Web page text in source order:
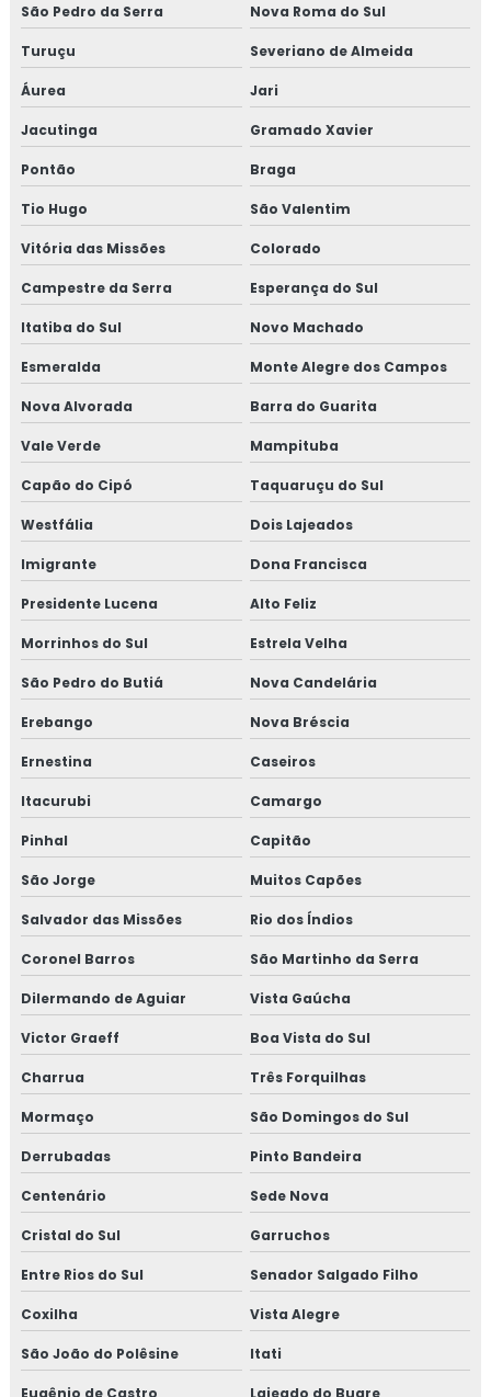
São Pedro da Serra Nova Roma do Sul
Turuçu Severiano de Almeida
Áurea Jari
Jacutinga Gramado Xavier
Pontão Braga
Tio Hugo São Valentim
Vitória das Missões Colorado
Campestre da Serra Esperança do Sul
Itatiba do Sul Novo Machado
Esmeralda Monte Alegre dos Campos
Nova Alvorada Barra do Guarita
Vale Verde Mampituba
Capão do Cipó Taquaruçu do Sul
Westfália Dois Lajeados
Imigrante Dona Francisca
Presidente Lucena Alto Feliz
Morrinhos do Sul Estrela Velha
São Pedro do Butiá Nova Candelária
Erebango Nova Bréscia
Ernestina Caseiros
Itacurubi Camargo
Pinhal Capitão
São Jorge Muitos Capões
Salvador das Missões Rio dos Índios
Coronel Barros São Martinho da Serra
Dilermando de Aguiar Vista Gaúcha
Victor Graeff Boa Vista do Sul
Charrua Três Forquilhas
Mormaço São Domingos do Sul
Derrubadas Pinto Bandeira
Centenário Sede Nova
Cristal do Sul Garruchos
Entre Rios do Sul Senador Salgado Filho
Coxilha Vista Alegre
São João do Polêsine Itati
Eugênio de Castro Lajeado do Bugre